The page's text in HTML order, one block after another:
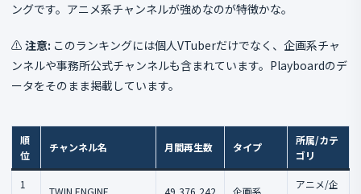
ングです。アニメ系チャンネルが強めなのが特徴かな。
⚠️ 注意: このランキングには個人VTuberだけでなく、企画系チャ
ンネルや事務所公式チャンネルも含まれています。Playboardのデ
ータをそのまま掲載しています。
順
位
チャンネル名 月間再生数 タイプ
所属/カテ
ゴリ
1
アニメ/企